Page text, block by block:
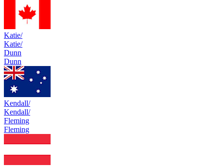
Katie/
Katie/
Dunn
Dunn
Kendall/
Kendall/
Fleming
Fleming